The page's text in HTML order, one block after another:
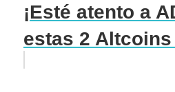
¡Esté atento a
estas 2